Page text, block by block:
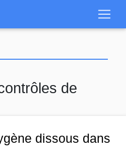
contenu
de
dissous dans